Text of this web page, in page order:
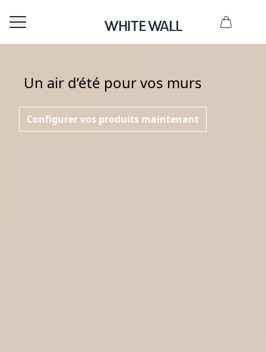
Un air d’été pour vos murs
Configurer vos produits maintenant